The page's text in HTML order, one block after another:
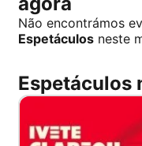
Não encontrámos
Espetáculos neste
Espetáculos